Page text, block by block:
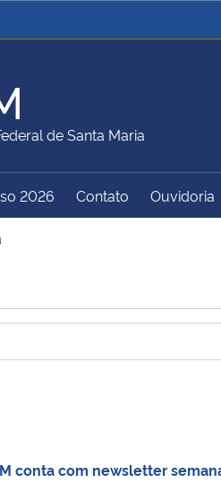
da Justiça e
Ministério
da Educação
do Turismo
Ministério do
de Santa Maria
2026 Contato Ouvidoria
conta com newsletter